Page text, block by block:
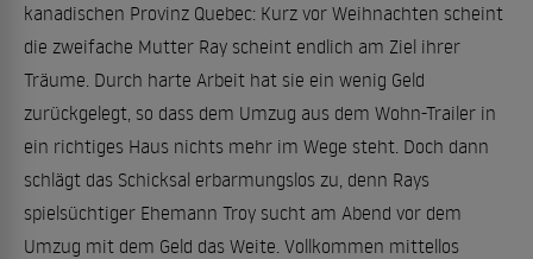
kanadischen Provinz Quebec: Kurz vor Weihnachten scheint
die zweifache Mutter Ray scheint endlich am Ziel ihrer
Träume. Durch harte Arbeit hat sie ein wenig Geld
zurückgelegt, so dass dem Umzug aus dem Wohn-Trailer in
ein richtiges Haus nichts mehr im Wege steht. Doch dann
schlägt das Schicksal erbarmungslos zu, denn Rays
spielsüchtiger Ehemann Troy sucht am Abend vor dem
Umzug mit dem Geld das Weite. Vollkommen mittellos